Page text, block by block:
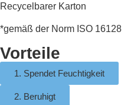
Recycelbarer Karton
*gemäß der Norm ISO 16128
Vorteile
1. Spendet Feuchtigkeit
2. Beruhigt